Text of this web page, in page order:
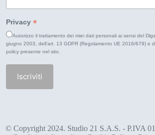
Privacy *
Autorizzo il trattamento dei miei dati personali ai sensi del
giugno 2003, dell'art. 13 GDPR (Regolamento UE 2016/679) e
policypresente nel sito.
© Copyright 2024. Studio 21 S.A.S. - P.IVA